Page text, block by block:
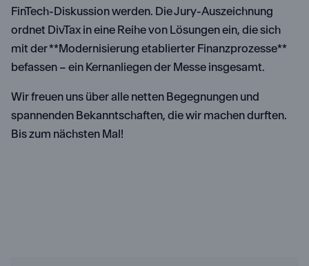
FinTech-Diskussion werden. Die Jury-Auszeichnung
ordnet DivTax in eine Reihe von Lösungen ein, die sich
mit der **Modernisierung etablierter Finanzprozesse**
befassen – ein Kernanliegen der Messe insgesamt.
Wir freuen uns über alle netten Begegnungen und
spannenden Bekanntschaften, die wir machen durften.
Bis zum nächsten Mal!